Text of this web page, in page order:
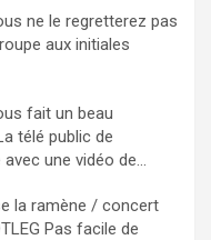
ne le regretterez pas
aux initiales
fait un beau
télé public de
une vidéo de...
la ramène / concert
Pas facile de